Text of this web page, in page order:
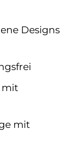
Designs
mit
mit